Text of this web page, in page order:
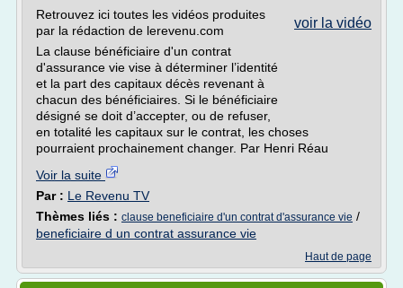
voir la vidéo
Retrouvez ici toutes les vidéos produites
par la rédaction de lerevenu.com
La clause bénéficiaire d'un contrat
d'assurance vie vise à déterminer l’identité
et la part des capitaux décès revenant à
chacun des bénéficiaires. Si le bénéficiaire
désigné se doit d’accepter, ou de refuser,
en totalité les capitaux sur le contrat, les choses
pourraient prochainement changer. Par Henri Réau
Voir la suite
Par : Le Revenu TV
Thèmes liés : clause beneficiaire d'un contrat d'assurance vie /
beneficiaire d un contrat assurance vie
Haut de page